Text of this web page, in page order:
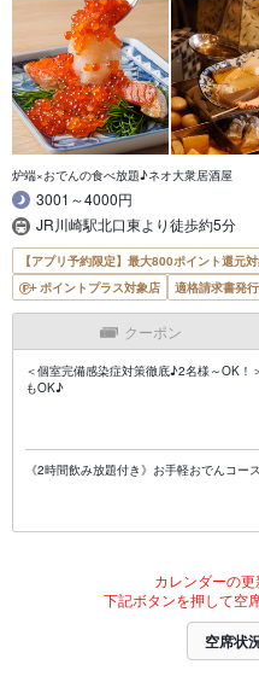
炉端×おでんの食べ放題♪ネオ大衆居酒屋
3001～4000円
JR川崎駅北口東より徒歩約5分
【アプリ予約限定】最大800ポイント還元
ポイントプラス対象店
適格請求書発
クーポン
＜個室完備感染症対策徹底♪2名様～OK
もOK♪
《2時間飲み放題付き》お手軽おでんコー
カレンダーの更
下記ボタンを押して空
空席状